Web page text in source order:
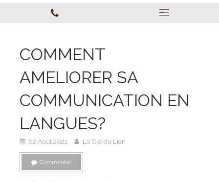
COMMENT
AMELIORER SA
COMMUNICATION EN
LANGUES?
02 Août 2021 La Clé du Lien
Commenter